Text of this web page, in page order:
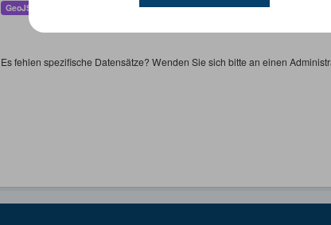
GeoJSON
Es fehlen spezifische Datensätze? Wenden Sie sich bitte an einen